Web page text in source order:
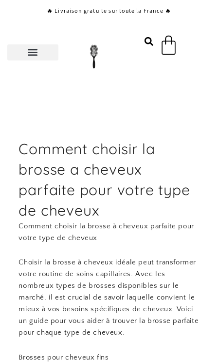
🔥 Livraison gratuite sur toute la France 🔥
Panier
Comment choisir la
brosse a cheveux
parfaite pour votre type
de cheveux
Comment choisir la brosse à cheveux parfaite pour
votre type de cheveux
Choisir la brosse à cheveux idéale peut transformer
votre routine de soins capillaires. Avec les
nombreux types de brosses disponibles sur le
marché, il est crucial de savoir laquelle convient le
mieux à vos besoins spécifiques de cheveux. Voici
un guide pour vous aider à trouver la brosse parfaite
pour chaque type de cheveux.
Brosses pour cheveux fins